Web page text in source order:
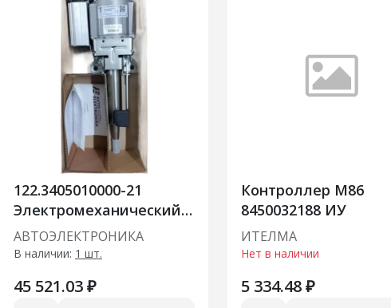
122.3405010000-21
Электромеханический
усилитель руля (Лада
Гранта FL) замена
АВТОЭЛЕКТРОНИКА
В наличии: 1 шт.
45 521.03 ₽
Контроллер М86
8450032188 ИУ
ИТЕЛМА
Нет в наличии
5 334.48 ₽